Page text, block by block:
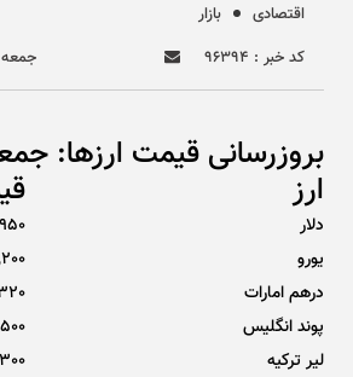
اقتصادی
بازار
کد خبر : ۹۶۳۹۴
جمعه ۰۱ خرداد ۱۴۰۵ - ۱۲:۲۴
بروزرسانی قیمت ارزها: جمعه 1 خرداد -
ارز
دلار
یورو
درهم امارات
پوند انگلیس
لیر ترکیه